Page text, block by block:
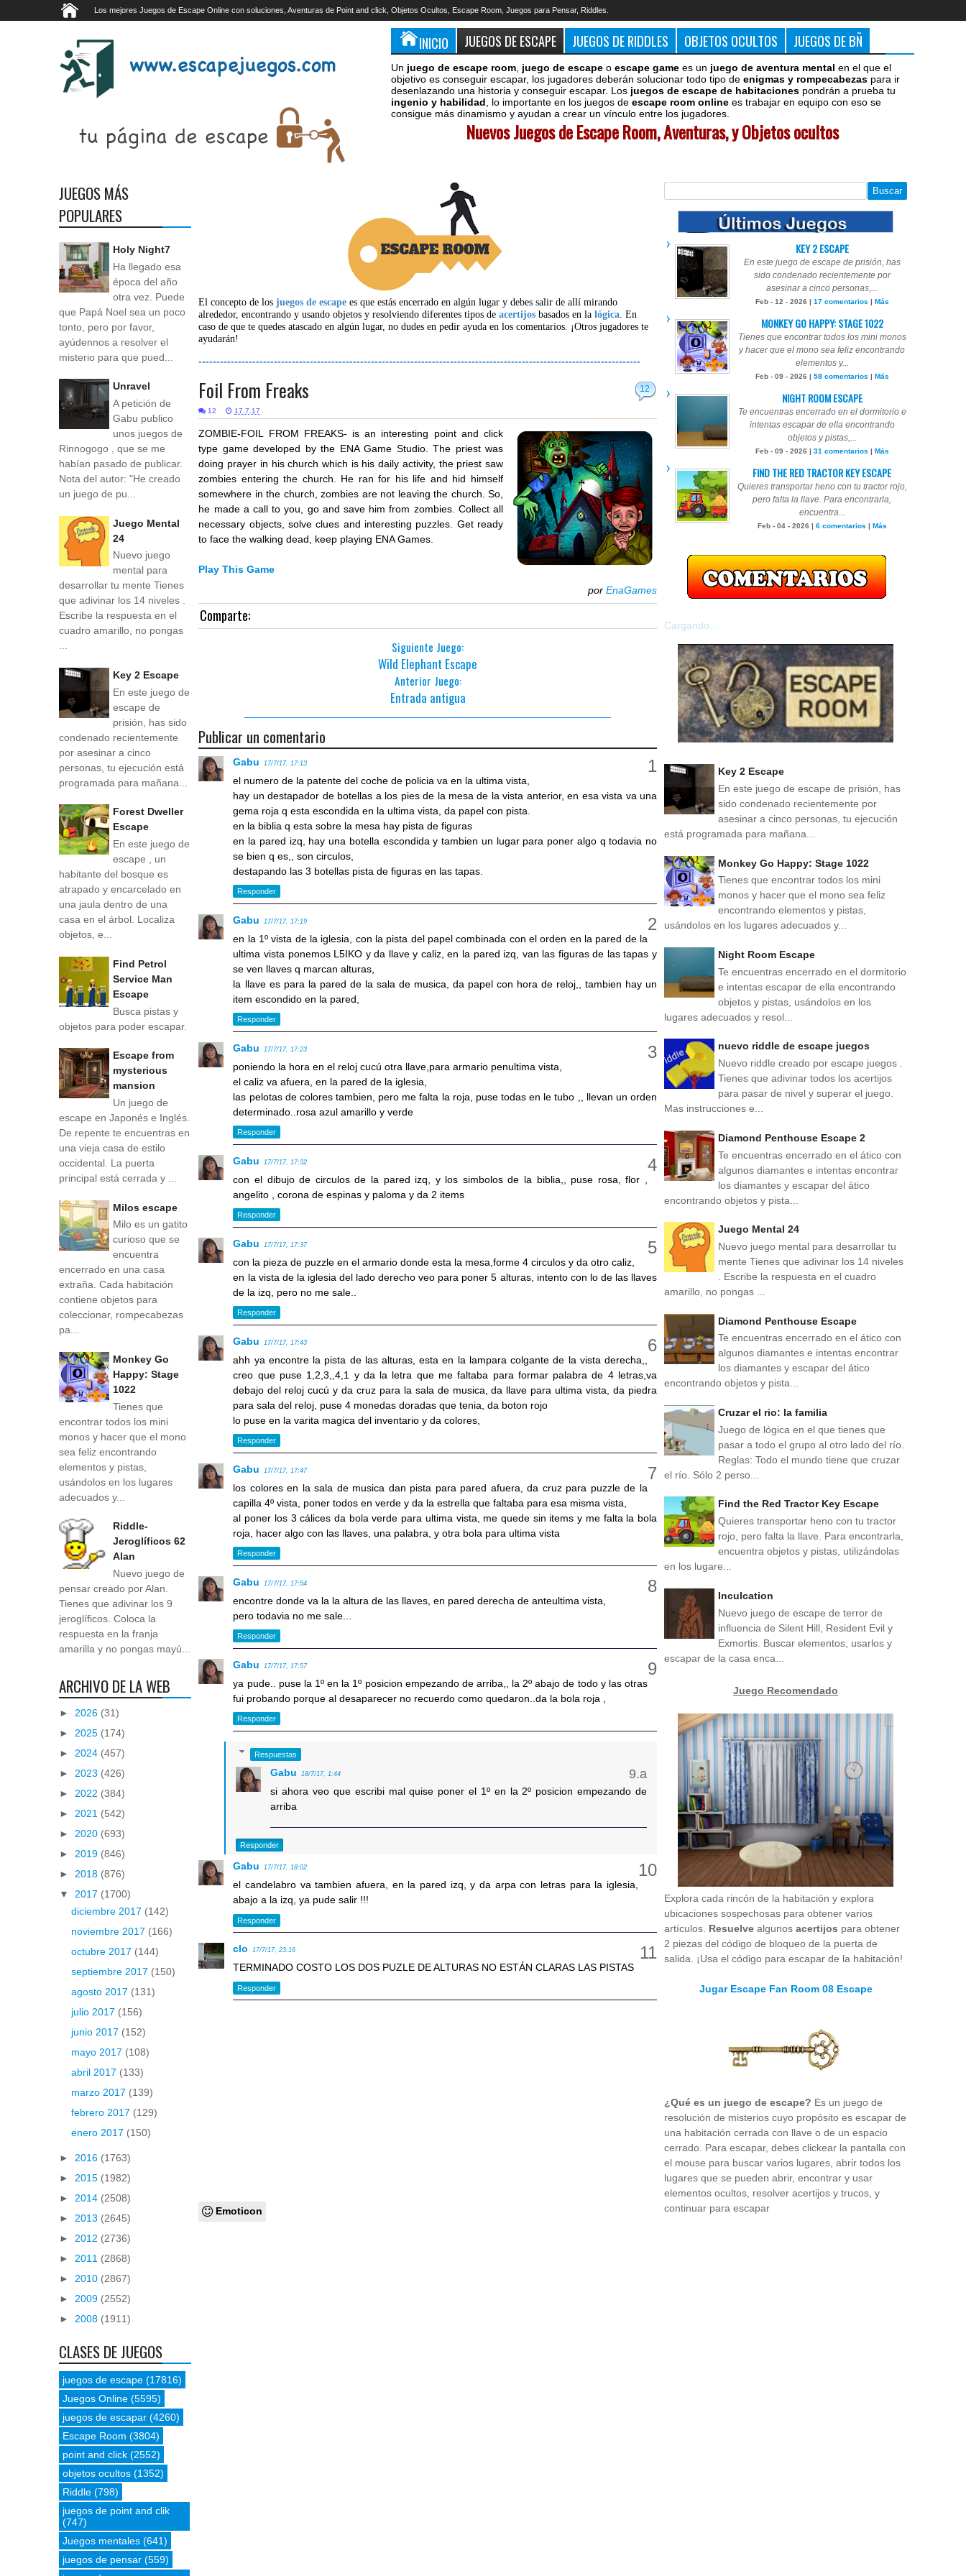
Los mejores Juegos de Escape Online con soluciones, Aventuras de Point and click, Objetos Ocultos, Escape Room, Juegos para Pensar, Riddles.
INICIO JUEGOS DE ESCAPE JUEGOS DE RIDDLES OBJETOS OCULTOS JUEGOS DE BÑ
Un juego de escape room juego de escape o escape game es un juego de aventura mental en el que el
objetivo es conseguir escapar, los jugadores deberán solucionar todo tipo de enigmas y rompecabezas para ir
desenlazando una historia y conseguir escapar. Los juegos de escape de habitaciones pondrán a prueba tu
ingenio y habilidad , lo importante en los juegos de escape room online es trabajar en equipo con eso se
consigue más dinamismo y ayudan a crear un vínculo entre los jugadores.
Nuevos Juegos de Escape Room, Aventuras, y Objetos ocultos
El concepto de losjuegos de escape es que estás encerrado en algún lugar y debes salir de allí mirando
alrededor, encontrando y usando objetos y resolviendo diferentes tipos deacertijos basados en lalógica. En
caso de que te quedes atascado en algún lugar, no dudes en pedir ayuda en los comentarios. ¡Otros jugadores te
ayudarán!
---------------------------------------------------------------------------------------------------------------------------
12
Foil From Freaks
12 17.7.17
ZOMBIE-FOIL FROM FREAKS- is an interesting point and click
type game developed by the ENA Game Studio. The priest was
doing prayer in his church which is his daily activity, the priest saw
zombies entering the church. He ran for his life and hid himself
somewhere in the church, zombies are not leaving the church. So,
he made a call to you, go and save him from zombies. Collect all
necessary objects, solve clues and interesting puzzles. Get ready
to face the walking dead, keep playing ENA Games.
Play This Game
por EnaGames
Comparte:
Siguiente Juego:
Wild Elephant Escape
Anterior Juego:
Entrada antigua
Publicar un comentario
Gabu 17/7/17, 17:13
el numero de la patente del coche de policia va en la ultima vista,
hay un destapador de botellas a los pies de la mesa de la vista anterior, en esa vista va una
gema roja q esta escondida en la ultima vista, da papel con pista.
en la biblia q esta sobre la mesa hay pista de figuras
en la pared izq, hay una botella escondida y tambien un lugar para poner algo q todavia no
se bien q es,, son circulos,
destapando las 3 botellas pista de figuras en las tapas.
Responder
Gabu 17/7/17, 17:19
en la 1º vista de la iglesia, con la pista del papel combinada con el orden en la pared de la
ultima vista ponemos L5IKO y da llave y caliz, en la pared izq, van las figuras de las tapas y
se ven llaves q marcan alturas,
la llave es para la pared de la sala de musica, da papel con hora de reloj,, tambien hay un
item escondido en la pared,
Responder
Gabu 17/7/17, 17:23
poniendo la hora en el reloj cucú otra llave,para armario penultima vista,
el caliz va afuera, en la pared de la iglesia,
las pelotas de colores tambien, pero me falta la roja, puse todas en le tubo ,, llevan un orden
determinado..rosa azul amarillo y verde
Responder
Gabu 17/7/17, 17:32
con el dibujo de circulos de la pared izq, y los simbolos de la biblia,, puse rosa, flor ,
angelito , corona de espinas y paloma y da 2 items
Responder
Gabu 17/7/17, 17:37
con la pieza de puzzle en el armario donde esta la mesa,forme 4 circulos y da otro caliz,
en la vista de la iglesia del lado derecho veo para poner 5 alturas, intento con lo de las llaves
de la izq, pero no me sale..
Responder
Gabu 17/7/17, 17:43
ahh ya encontre la pista de las alturas, esta en la lampara colgante de la vista derecha,,
creo que puse 1,2,3,,4,1 y da la letra que me faltaba para formar palabra de 4 letras,va
debajo del reloj cucú y da cruz para la sala de musica, da llave para ultima vista, da piedra
para sala del reloj, puse 4 monedas doradas que tenia, da boton rojo
lo puse en la varita magica del inventario y da colores,
Responder
Gabu 17/7/17, 17:47
los colores en la sala de musica dan pista para pared afuera, da cruz para puzzle de la
capilla 4º vista, poner todos en verde y da la estrella que faltaba para esa misma vista,
al poner los 3 cálices da bola verde para ultima vista, me quede sin items y me falta la bola
roja, hacer algo con las llaves, una palabra, y otra bola para ultima vista
Responder
Gabu 17/7/17, 17:54
encontre donde va la la altura de las llaves, en pared derecha de anteultima vista,
pero todavia no me sale...
Responder
Gabu 17/7/17, 17:57
ya pude.. puse la 1º en la 1º posicion empezando de arriba,, la 2º abajo de todo y las otras
fui probando porque al desaparecer no recuerdo como quedaron..da la bola roja ,
Responder
Respuestas
Gabu 18/7/17, 1:44
si ahora veo que escribi mal quise poner el 1º en la 2º posicion empezando de
arriba
Responder
Gabu 17/7/17, 18:02
el candelabro va tambien afuera, en la pared izq, y da arpa con letras para la iglesia,
abajo a la izq, ya pude salir !!!
Responder
clo 17/7/17, 23:16
TERMINADO COSTO LOS DOS PUZLE DE ALTURAS NO ESTÁN CLARAS LAS PISTAS
Responder
Emoticon
JUEGOS MÁS
POPULARES
Holy Night7
Ha llegado esa
época del año
otra vez. Puede
que Papá Noel sea un poco
tonto, pero por favor,
ayúdennos a resolver el
misterio para que pued...
Unravel
A petición de
Gabu publico
unos juegos de
Rinnogogo , que se me
habían pasado de publicar.
Nota del autor: "He creado
un juego de pu...
Juego Mental
24
Nuevo juego
mental para
desarrollar tu mente Tienes
que adivinar los 14 niveles .
Escribe la respuesta en el
cuadro amarillo, no pongas
...
Key 2 Escape
En este juego de
escape de
prisión, has sido
condenado recientemente
por asesinar a cinco
personas, tu ejecución está
programada para mañana...
Forest Dweller
Escape
En este juego de
escape , un
habitante del bosque es
atrapado y encarcelado en
una jaula dentro de una
casa en el árbol. Localiza
objetos, e...
Find Petrol
Service Man
Escape
Busca pistas y
objetos para poder escapar.
Escape from
mysterious
mansion
Un juego de
escape en Japonés e Inglés.
De repente te encuentras en
una vieja casa de estilo
occidental. La puerta
principal está cerrada y ...
Milos escape
Milo es un gatito
curioso que se
encuentra
encerrado en una casa
extraña. Cada habitación
contiene objetos para
coleccionar, rompecabezas
pa...
Monkey Go
Happy: Stage
1022
Tienes que
encontrar todos los mini
monos y hacer que el mono
sea feliz encontrando
elementos y pistas,
usándolos en los lugares
adecuados y...
Riddle-
Jeroglíficos 62
Alan
Nuevo juego de
pensar creado por Alan.
Tienes que adivinar los 9
jeroglíficos. Coloca la
respuesta en la franja
amarilla y no pongas mayú...
ARCHIVO DE LA WEB
► 2026 (31)
► 2025 (174)
► 2024 (457)
► 2023 (426)
► 2022 (384)
► 2021 (542)
► 2020 (693)
► 2019 (846)
► 2018 (876)
▼ 2017 (1700)
diciembre 2017 (142)
noviembre 2017 (166)
octubre 2017 (144)
septiembre 2017 (150)
agosto 2017 (131)
julio 2017 (156)
junio 2017 (152)
mayo 2017 (108)
abril 2017 (133)
marzo 2017 (139)
febrero 2017 (129)
enero 2017 (150)
► 2016 (1763)
► 2015 (1982)
► 2014 (2508)
► 2013 (2645)
► 2012 (2736)
► 2011 (2868)
► 2010 (2867)
► 2009 (2552)
► 2008 (1911)
CLASES DE JUEGOS
juegos de escape (17816)
Juegos Online (5595)
juegos de escapar (4260)
Escape Room (3804)
point and click (2552)
objetos ocultos (1352)
Riddle (798)
juegos de point and clik
(747)
Juegos mentales (641)
juegos de pensar (559)
KEY 2 ESCAPE
En este juego de escape de prisión, has
sido condenado recientemente por
asesinar a cinco personas,...
Feb - 12 - 2026 | 17 comentarios | Más
MONKEY GO HAPPY: STAGE 1022
Tienes que encontrar todos los mini monos
y hacer que el mono sea feliz encontrando
elementos y...
Feb - 09 - 2026 | 58 comentarios | Más
NIGHT ROOM ESCAPE
Te encuentras encerrado en el dormitorio e
intentas escapar de ella encontrando
objetos y pistas,...
Feb - 09 - 2026 | 31 comentarios | Más
FIND THE RED TRACTOR KEY ESCAPE
Quieres transportar heno con tu tractor rojo,
pero falta la llave. Para encontrarla,
encuentra...
Feb - 04 - 2026 | 6 comentarios | Más
Cargando...
Key 2 Escape
En este juego de escape de prisión, has
sido condenado recientemente por
asesinar a cinco personas, tu ejecución
está programada para mañana...
Monkey Go Happy: Stage 1022
Tienes que encontrar todos los mini
monos y hacer que el mono sea feliz
encontrando elementos y pistas,
usándolos en los lugares adecuados y...
Night Room Escape
Te encuentras encerrado en el dormitorio
e intentas escapar de ella encontrando
objetos y pistas, usándolos en los
lugares adecuados y resol...
nuevo riddle de escape juegos
Nuevo riddle creado por escape juegos .
Tienes que adivinar todos los acertijos
para pasar de nivel y superar el juego.
Mas instrucciones e...
Diamond Penthouse Escape 2
Te encuentras encerrado en el ático con
algunos diamantes e intentas encontrar
los diamantes y escapar del ático
encontrando objetos y pista...
Juego Mental 24
Nuevo juego mental para desarrollar tu
mente Tienes que adivinar los 14 niveles
. Escribe la respuesta en el cuadro
amarillo, no pongas ...
Diamond Penthouse Escape
Te encuentras encerrado en el ático con
algunos diamantes e intentas encontrar
los diamantes y escapar del ático
encontrando objetos y pista...
Cruzar el rio: la familia
Juego de lógica en el que tienes que
pasar a todo el grupo al otro lado del río.
Reglas: Todo el mundo tiene que cruzar
el río. Sólo 2 perso...
Find the Red Tractor Key Escape
Quieres transportar heno con tu tractor
rojo, pero falta la llave. Para encontrarla,
encuentra objetos y pistas, utilizándolas
en los lugare...
Inculcation
Nuevo juego de escape de terror de
influencia de Silent Hill, Resident Evil y
Exmortis. Buscar elementos, usarlos y
escapar de la casa enca...
Juego Recomendado
Explora cada rincón de la habitación y explora
ubicaciones sospechosas para obtener varios
artículos. Resuelve algunos acertijos para obtener
2 piezas del código de bloqueo de la puerta de
salida. ¡Usa el código para escapar de la habitación!
Jugar Escape Fan Room 08 Escape
¿Qué es un juego de escape? Es un juego de
resolución de misterios cuyo propósito es escapar de
una habitación cerrada con llave o de un espacio
cerrado. Para escapar, debes clickear la pantalla con
el mouse para buscar varios lugares, abrir todos los
lugares que se pueden abrir, encontrar y usar
elementos ocultos, resolver acertijos y trucos, y
continuar para escapar